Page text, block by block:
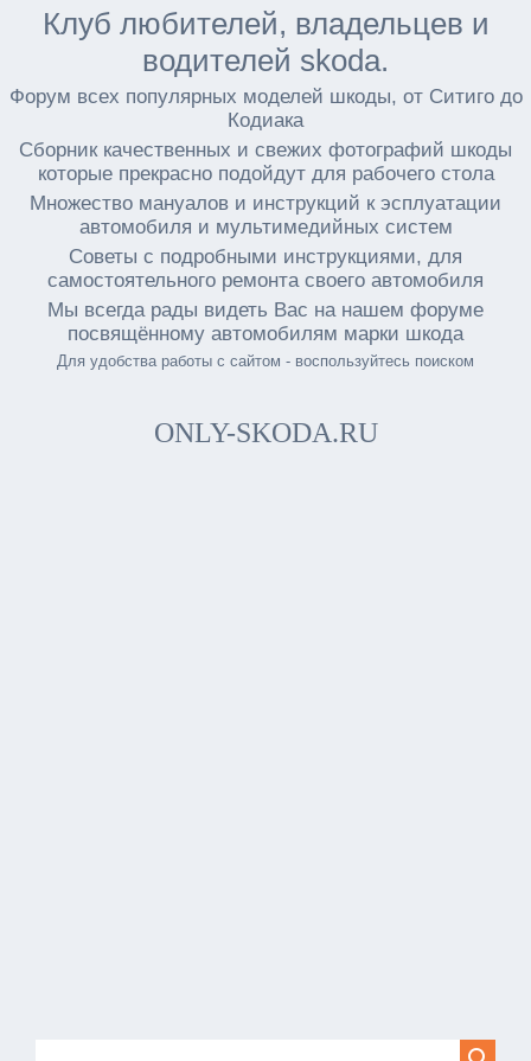
Клуб любителей, владельцев и
водителей skoda.
Форум всех популярных моделей шкоды, от Ситиго до
Кодиака
Сборник качественных и свежих фотографий шкоды
которые прекрасно подойдут для рабочего стола
Множество мануалов и инструкций к эсплуатации
автомобиля и мультимедийных систем
Советы с подробными инструкциями, для
самостоятельного ремонта своего автомобиля
Мы всегда рады видеть Вас на нашем форуме
посвящённому автомобилям марки шкода
Для удобства работы с сайтом - воспользуйтесь поиском
ONLY-SKODA.RU